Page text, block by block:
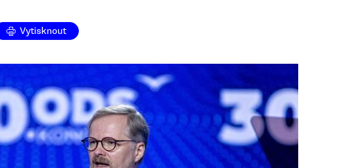
Vytisknout